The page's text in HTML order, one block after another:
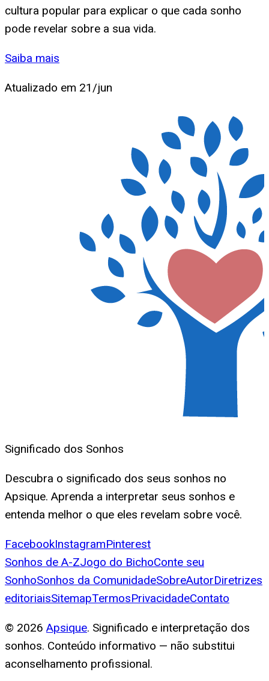
cultura popular para explicar o que cada sonho
pode revelar sobre a sua vida.
Saiba mais
Atualizado em 21/jun
Significado dos Sonhos
Descubra o significado dos seus sonhos no
Apsique. Aprenda a interpretar seus sonhos e
entenda melhor o que eles revelam sobre você.
FacebookInstagramPinterest
Sonhos de A-ZJogo do BichoConte seu
SonhoSonhos da ComunidadeSobreAutorDiretrizes
editoriaisSitemapTermosPrivacidadeContato
© 2026 Apsique. Significado e interpretação dos
sonhos. Conteúdo informativo — não substitui
aconselhamento profissional.